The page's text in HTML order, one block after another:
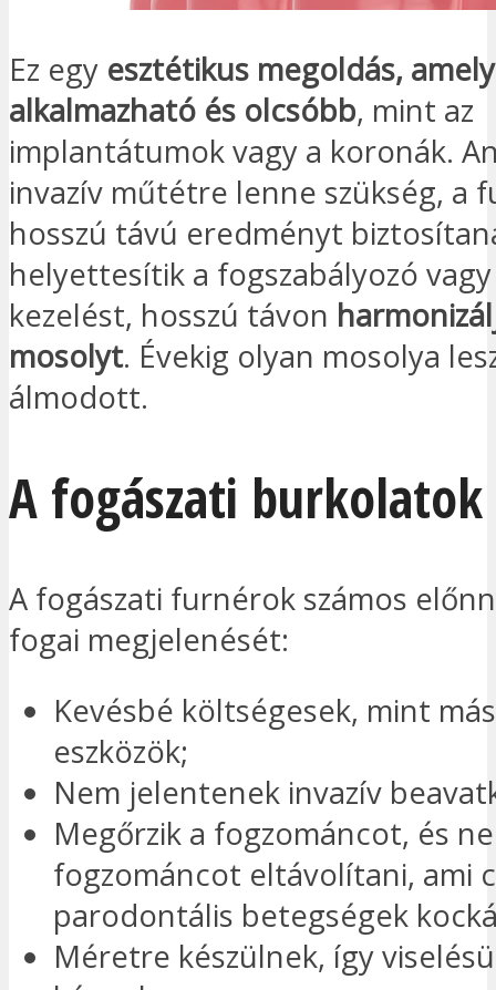
Ez egy esztétikus megoldás,
alkalmazható és olcsóbb, mint az
implantátumok vagy a koronák.
invazív műtétre lenne szükség, a
hosszú távú eredményt
helyettesítik a fogszabályozó
kezelést, hosszú távon
mosolyt. Évekig olyan mosolya
álmodott.
A fogászati
A fogászati furnérok számos
fogai megjelenését:
Kevésbé költségesek, mint
eszközök;
Nem jelentenek invazív
Megőrzik a fogzománcot, és
fogzománcot eltávolítani, ami
parodontális betegségek
Méretre készülnek, így